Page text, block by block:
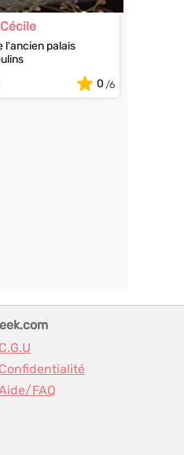
l'ancien palais
0
C.G.U
Confidentialité
FAQ